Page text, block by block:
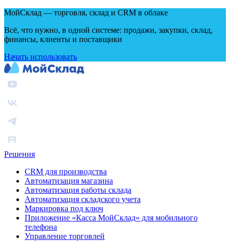
МойСклад — торговля, склад и CRM в облаке
Всё, что нужно, в одной системе: продажи, закупки, склад,
финансы, клиенты и поставщики
Начать использовать
Решения
CRM для производства
Автоматизация магазина
Автоматизация работы склада
Автоматизация складского учета
Маркировка под ключ
Приложение «Касса МойСклад» для мобильного
телефона
Управление торговлей